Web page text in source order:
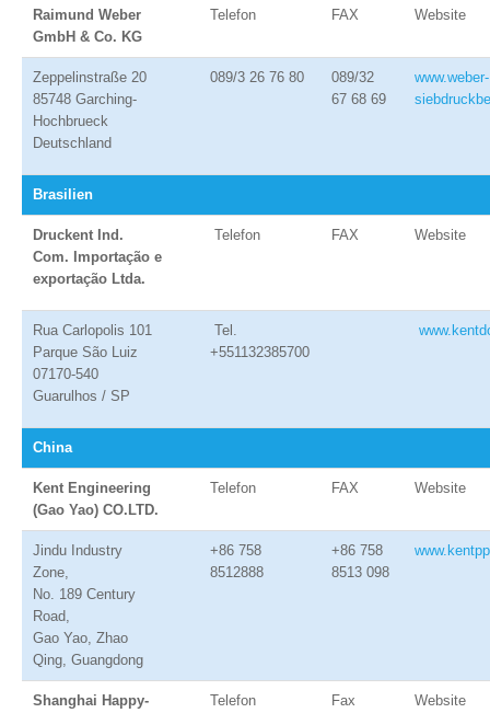
Raimund Weber
GmbH & Co. KG
Telefon FAX Website
Zeppelinstraße 20
85748 Garching-
Hochbrueck
Deutschland
089/3 26 76 80
089/32
67 68 69
www.weber-
Brasilien
Druckent Ind.
Com. Importação e
exportação Ltda.
Telefon FAX Website
Rua Carlopolis 101
Parque São Luiz
07170-540
Guarulhos / SP
Tel.
+551132385700
China
Kent Engineering
(Gao Yao) CO.LTD.
Telefon FAX Website
Jindu Industry
Zone,
No. 189 Century
Road,
Gao Yao, Zhao
Qing, Guangdong
+86 758
8512888
+86 758
8513 098
Shanghai Happy-
Telefon Fax Website